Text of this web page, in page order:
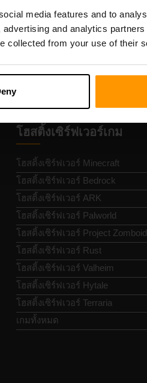
media features and to
and analytics
collected from your use of their
ซิร์ฟเวอร์เกม→เพิ่มเซิร์ฟเวอร์เกม→
การเล่นบนเซิร์ฟเวอร์!
โฮสติ้งเซิร์ฟเวอร์เกม
โฮสติ้งเซิร์ฟเวอร์ Minecraft
โฮสติ้งเซิร์ฟเวอร์ Bedrock
โฮสติ้งเซิร์ฟเวอร์ ARK
โฮสติ้งเซิร์ฟเวอร์ Palworld
โฮสติ้งเซิร์ฟเวอร์ Project Zomboid
โฮสติ้งเซิร์ฟเวอร์ Rust
โฮสติ้งเซิร์ฟเวอร์ Valheim
โฮสติ้งเซิร์ฟเวอร์ Hytale
โฮสติ้งเซิร์ฟเวอร์ Terraria
เกมทั้งหมด